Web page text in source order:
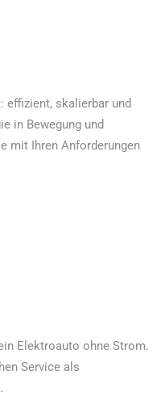
effizient, skalierbar und
in Bewegung und
mit Ihren Anforderungen
Elektroauto ohne Strom.
Service als